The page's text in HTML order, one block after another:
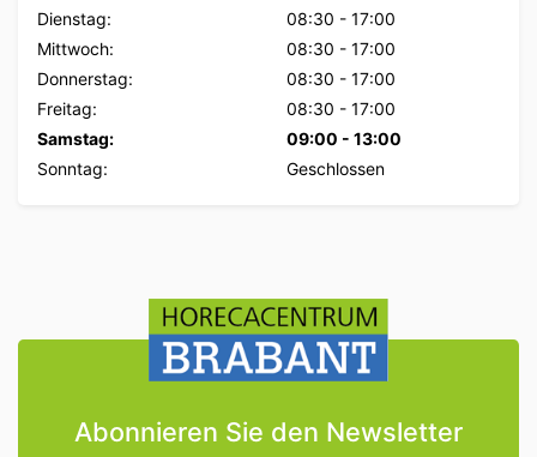
Dienstag:
08:30 - 17:00
Mittwoch:
08:30 - 17:00
Donnerstag:
08:30 - 17:00
Freitag:
08:30 - 17:00
Samstag:
09:00 - 13:00
Sonntag:
Geschlossen
Abonnieren Sie den Newsletter